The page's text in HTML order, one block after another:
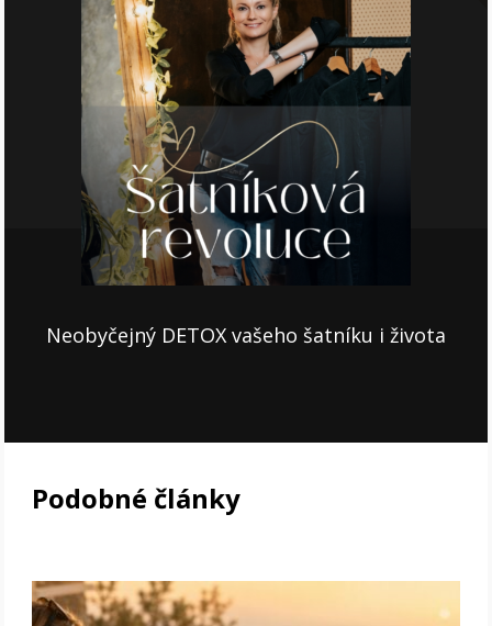
Neobyčejný DETOX vašeho šatníku i života
Podobné články